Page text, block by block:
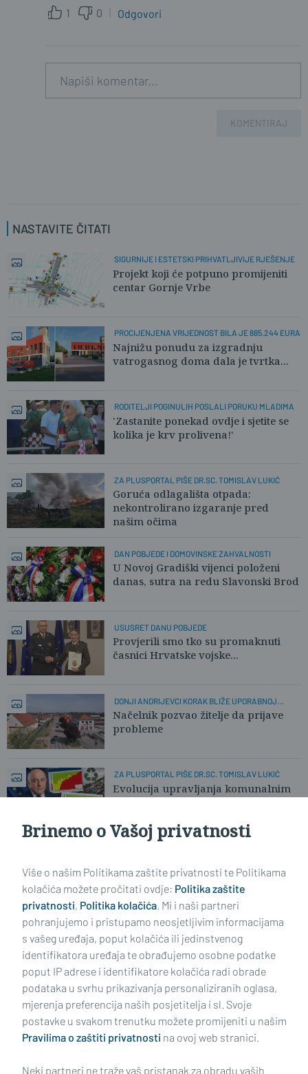
1 0 Odgovori
KOMENTIRAJ
NASTAVITE ČITATI
SIGURNIJE I ESTETSKI PRIHVATLJIVIJE RJEŠENJE
Projekt koji će potpuno promijeniti
centar Gornje Vrbe
PROCIJENJENA VRIJEDNOST BILA JE 885.244 EURA
Najnižu ponudu za izgradnju
vatrogasnog doma dala je tvrtka...
RODITELJI POGINULIH POSLALI PORUKU MLADIMA
'Zastanite ponekad ovdje i sjetite se
kolika je krv prolivena!'
ZA PLUSPORTAL PIŠE DR.SC. TOMISLAV LUKIĆ
Goruća odlagališta otpada:
nekontrolirano izgaranje pred
našim očima
DAN POBJEDE I DOMOVINSKE ZAHVALNOSTI
U Novoj Gradiški vijenci položeni
danas, sutra na redu Slavonski Brod
USUSRET DANU POBJEDE
Provjerili smo tko su promaknuti
časnici Hrvatske vojske...
DONJI ANDRIJEVCI KORAK BLIŽE UPORABNOJ
DOZVOLI
Načelnik pozvao žitelje da prijave
probleme
ZA PLUSPORTAL PIŠE DR.SC. TOMISLAV LUKIĆ
Evolucija upravljanja komunalnim
otpadom u EU od 2010. do danas
Impressum Uvjeti korištenja Politika privatnosti
Politika kolačića Kontakt Pritužbe Suradnici
Oglašavanje
Brinemo o Vašoj privatnosti
Više o našim Politikama zaštite privatnosti te Politikama
kolačića možete pročitati ovdje: Politika zaštite
privatnosti, Politika kolačića. Mi i naši partneri
pohranjujemo i pristupamo neosjetljivim informacijama
s vašeg uređaja, poput kolačića ili jedinstvenog
identifikatora uređaja te obrađujemo osobne podatke
poput IP adrese i identifikatore kolačića radi obrade
podataka u svrhu prikazivanja personaliziranih oglasa,
mjerenja preferencija naših posjetitelja i sl. Svoje
postavke u svakom trenutku možete promijeniti u našim
Pravilima o zaštiti privatnosti na ovoj web stranici.
Neki partneri ne traže vaš pristanak za obradu vaših